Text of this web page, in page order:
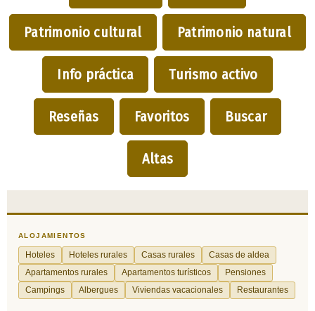
Patrimonio cultural Patrimonio natural
Info práctica Turismo activo
Reseñas Favoritos Buscar
Altas